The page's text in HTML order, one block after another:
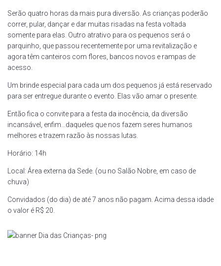
Serão quatro horas da mais pura diversão. As crianças poderão
correr, pular, dançar e dar muitas risadas na festa voltada
somente para elas. Outro atrativo para os pequenos será o
parquinho, que passou recentemente por uma revitalização e
agora têm canteiros com flores, bancos novos e rampas de
acesso.
Um brinde especial para cada um dos pequenos já está reservado
para ser entregue durante o evento. Elas vão amar o presente.
Então fica o convite para a festa da inocência, da diversão
incansável, enfim…daqueles que nos fazem seres humanos
melhores e trazem razão às nossas lutas.
Horário: 14h
Local: Área externa da Sede. (ou no Salão Nobre, em caso de
chuva)
Convidados (do dia) de até 7 anos não pagam. Acima dessa idade
o valor é R$ 20.